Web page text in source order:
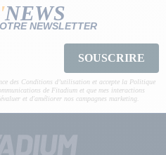
NEWS
NEWSLETTER
SOUSCRIRE
des Conditions d’utilisation et accepte la Politique
de Fitadium et que mes interactions
et d'améliorer nos campagnes marketing.